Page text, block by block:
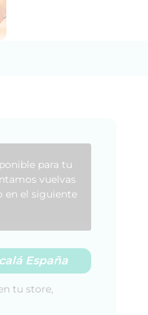
para tu
vuelvas
en el siguiente
España
tu store,